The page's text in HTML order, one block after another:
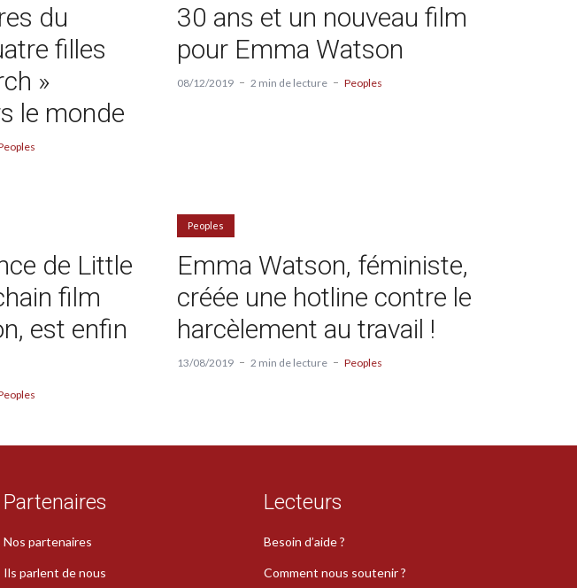
du
filles
»
le monde
30 ans et un nouveau film
pour Emma Watson
08/12/2019 2 min de lecture Peoples
de Little
film
est enfin
Peoples
Emma Watson, féministe,
créée une hotline contre le
harcèlement au travail !
13/08/2019 2 min de lecture Peoples
Partenaires
Nos partenaires
Ils parlent de nous
Lecteurs
Besoin d’aide ?
Comment nous soutenir ?